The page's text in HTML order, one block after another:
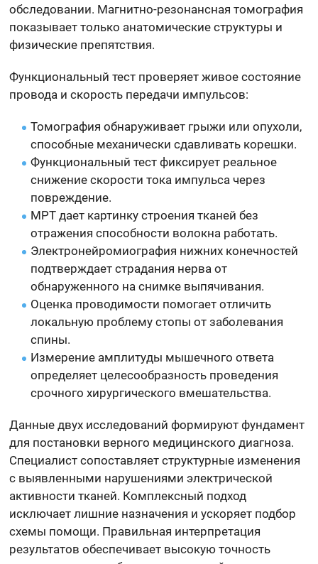
обследовании. Магнитно-резонансная томография
показывает только анатомические структуры и
физические препятствия.
Функциональный тест проверяет живое состояние
провода и скорость передачи импульсов:
Томография обнаруживает грыжи или опухоли,
способные механически сдавливать корешки.
Функциональный тест фиксирует реальное
снижение скорости тока импульса через
повреждение.
МРТ дает картинку строения тканей без
отражения способности волокна работать.
Электронейромиография нижних конечностей
подтверждает страдания нерва от
обнаруженного на снимке выпячивания.
Оценка проводимости помогает отличить
локальную проблему стопы от заболевания
спины.
Измерение амплитуды мышечного ответа
определяет целесообразность проведения
срочного хирургического вмешательства.
Данные двух исследований формируют фундамент
для постановки верного медицинского диагноза.
Специалист сопоставляет структурные изменения
с выявленными нарушениями электрической
активности тканей. Комплексный подход
исключает лишние назначения и ускоряет подбор
схемы помощи. Правильная интерпретация
результатов обеспечивает высокую точность